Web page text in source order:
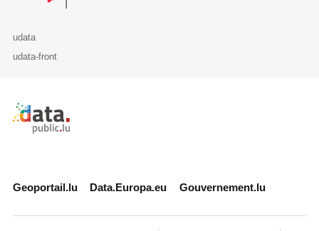
udata
udata-front
Retour à l'accueil de data.public.lu
Geoportail.lu Data.Europa.eu Gouvernement.lu